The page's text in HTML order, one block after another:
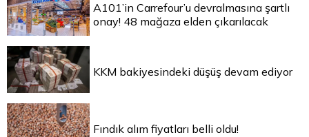
A101’in Carrefour’u devralmasına şartlı
onay! 48 mağaza elden çıkarılacak
KKM bakiyesindeki düşüş devam ediyor
Fındık alım fiyatları belli oldu!